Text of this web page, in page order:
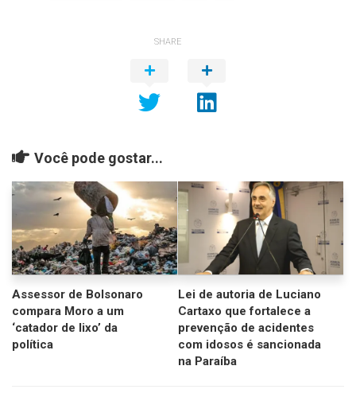
SHARE
Você pode gostar...
Assessor de Bolsonaro
compara Moro a um
‘catador de lixo’ da
política
Lei de autoria de Luciano
Cartaxo que fortalece a
prevenção de acidentes
com idosos é sancionada
na Paraíba